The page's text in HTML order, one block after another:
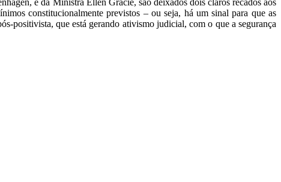
constitucionalmente previstos – ou seja, há um sinal para que as
positivista, que está gerando ativismo judicial, com o que a segurança